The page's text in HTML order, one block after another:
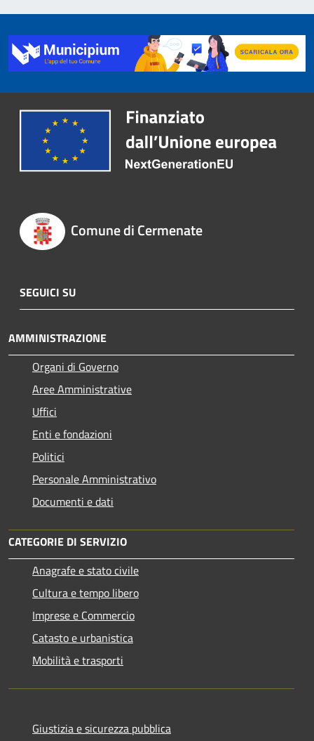
Comune di Cermenate
SEGUICI SU
AMMINISTRAZIONE
Organi di Governo
Aree Amministrative
Uffici
Enti e fondazioni
Politici
Personale Amministrativo
Documenti e dati
CATEGORIE DI SERVIZIO
Anagrafe e stato civile
Cultura e tempo libero
Imprese e Commercio
Catasto e urbanistica
Mobilità e trasporti
Giustizia e sicurezza pubblica